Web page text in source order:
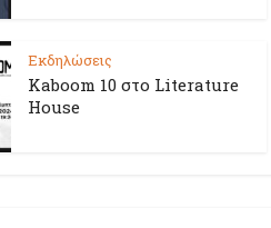
Εκδηλώσεις
Kaboom 10 στο Literature
House